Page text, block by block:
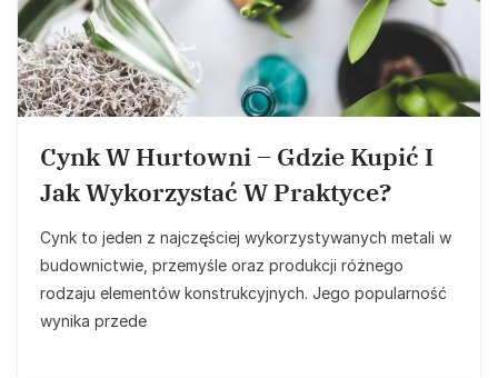
Cynk W Hurtowni – Gdzie Kupić I
Jak Wykorzystać W Praktyce?
Cynk to jeden z najczęściej wykorzystywanych metali w
budownictwie, przemyśle oraz produkcji różnego
rodzaju elementów konstrukcyjnych. Jego popularność
wynika przede